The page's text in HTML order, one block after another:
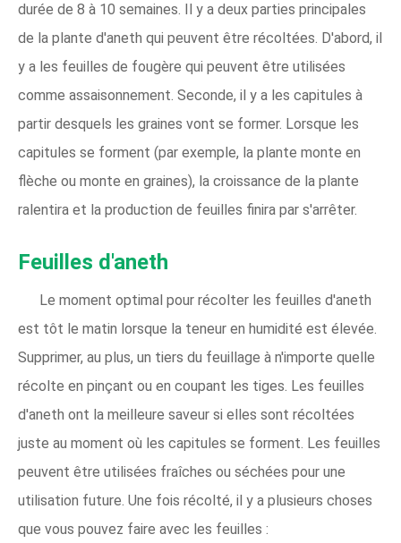
durée de 8 à 10 semaines. Il y a deux parties principales
de la plante d'aneth qui peuvent être récoltées. D'abord, il
y a les feuilles de fougère qui peuvent être utilisées
comme assaisonnement. Seconde, il y a les capitules à
partir desquels les graines vont se former. Lorsque les
capitules se forment (par exemple, la plante monte en
flèche ou monte en graines), la croissance de la plante
ralentira et la production de feuilles finira par s'arrêter.
Feuilles d'aneth
Le moment optimal pour récolter les feuilles d'aneth
est tôt le matin lorsque la teneur en humidité est élevée.
Supprimer, au plus, un tiers du feuillage à n'importe quelle
récolte en pinçant ou en coupant les tiges. Les feuilles
d'aneth ont la meilleure saveur si elles sont récoltées
juste au moment où les capitules se forment. Les feuilles
peuvent être utilisées fraîches ou séchées pour une
utilisation future. Une fois récolté, il y a plusieurs choses
que vous pouvez faire avec les feuilles :